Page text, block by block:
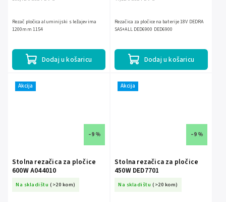
Dodaj u košaricu
Rezač pločica aluminijski s ležajevima
1200mm 1154
Dodaj u košaricu
Rezačica za pločice na baterije 18V DEDRA
SAS+ALL DED6900 DED6900
Akcija
–9 %
Stolna rezačica za pločice
600W A044010
Na skladištu (>20 kom)
Akcija
–9 %
Stolna rezačica za pločice
450W DED7701
Na skladištu (>20 kom)